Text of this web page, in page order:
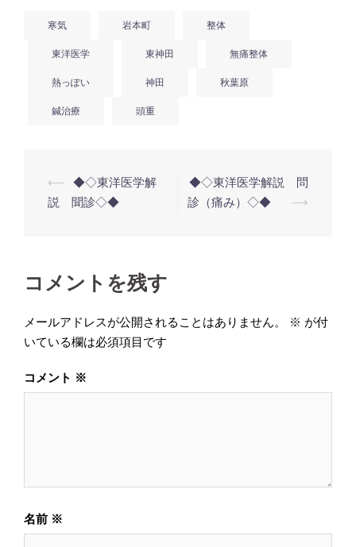
寒気 岩本町 整体
東洋医学 東神田 無痛整体
熱っぽい 神田 秋葉原
鍼治療 頭重
投
稿
ゲ
シ
ョ
ン
⟵
◆◇東洋医学解
説 聞診◇◆
◆◇東洋医学解説 問
診（痛み）◇◆
⟶
コメントを残す
メールアドレスが公開されることはありません。 ※ が付
いている欄は必須項目です
コメント ※
名前 ※